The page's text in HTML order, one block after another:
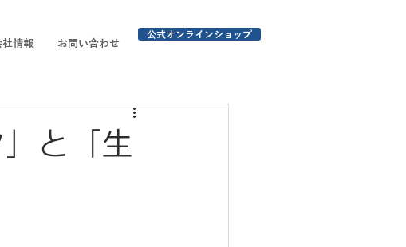
社情報 お問い合わせ
公式オンラインショップ
と「生